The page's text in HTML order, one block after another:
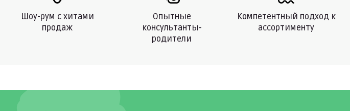
Шоу-рум с хитами
продаж
Опытные
консультанты-
родители
Компетентный подход к
ассортименту